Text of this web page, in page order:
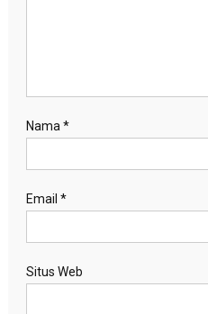
Nama*
Email *
Situs Web